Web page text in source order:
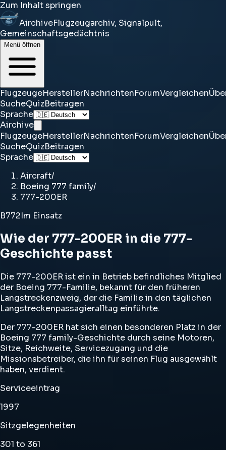
Zum Inhalt springen
AirchiveFlugzeugarchiv, Signalpult,
Gemeinschaftsgedächtnis
Menü öffnen
FlugzeugeHerstellerNachrichtenForumVergleichen
SucheQuizBeitragen
Sprache
Airchive
FlugzeugeHerstellerNachrichtenForumVergleichen
SucheQuizBeitragen
Sprache
Aircraft/
Boeing 777 family/
777-200ER
B772Im Einsatz
Wie der 777-200ER in die 777-
Geschichte passt
Die 777-200ER ist ein in Betrieb befindliches Mitglied
der Boeing 777-Familie, bekannt für den früheren
Langstreckenzweig, der die Familie in den täglichen
Langstreckenpassagieralltag einführte.
Der 777-200ER hat sich einen besonderen Platz in der
Boeing 777 family-Geschichte durch seine Motoren,
Sitze, Reichweite, Servicezugang und die
Missionsbetreiber, die ihn für seinen Flug ausgewählt
haben, verdient.
Serviceeintrag
1997
Sitzgelegenheiten
301 to 361